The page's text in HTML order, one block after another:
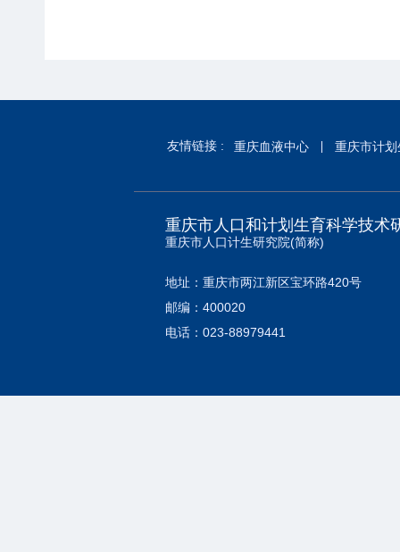
友情链接 : 重庆血液中心 重庆市计
重庆市人口和计划生育科学技术
重庆市人口计生研究院(简称)
地址：重庆市两江新区宝环路420号
邮编：400020
电话：023-88979441